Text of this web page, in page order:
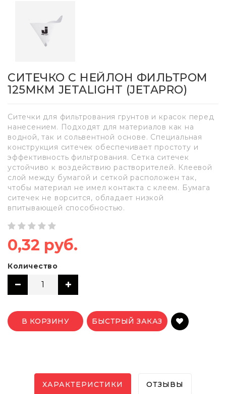
СИТЕЧКО С НЕЙЛОН ФИЛЬТРОМ
125МКМ JETALIGHT (JETAPRO)
Ситечки для фильтрования грунтов и красок перед
нанесением. Подходят для материалов как на
водной, так и сольвентной основе. Специальная
конструкция ситечек обеспечивает простоту и
эффективность фильтрования. Сетка ситечек
устойчиво к воздействию растворителей. Клеевой
слой между бумагой и сеткой расположен так,
чтобы материал не имел контакта с клеем. Бумага
ситечек не ворсится, обладает низкой
впитывающей способностью.
0,32 руб.
Количество
В КОРЗИНУ БЫСТРЫЙ ЗАКАЗ
ХАРАКТЕРИСТИКИ ОТЗЫВЫ